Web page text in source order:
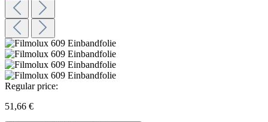
Regular price:
51,66 €